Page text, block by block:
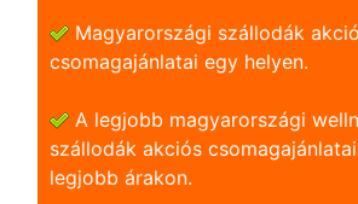
Magyarországi szállodák
csomagajánlatai egy helyen.
A legjobb magyarországi
szállodák akciós
legjobb árakon.